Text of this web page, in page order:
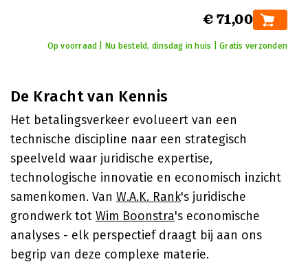
€ 71,00
Op voorraad | Nu besteld, dinsdag in huis | Gratis verzonden
De Kracht van Kennis
Het betalingsverkeer evolueert van een
technische discipline naar een strategisch
speelveld waar juridische expertise,
technologische innovatie en economisch inzicht
samenkomen. Van W.A.K. Rank's juridische
grondwerk tot Wim Boonstra's economische
analyses - elk perspectief draagt bij aan ons
begrip van deze complexe materie.